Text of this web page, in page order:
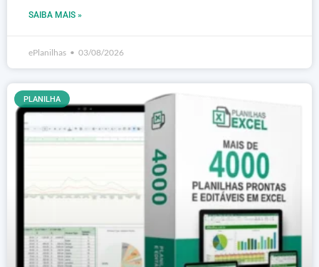
SAIBA MAIS »
ePlanilhas 03/08/2026
PLANILHA